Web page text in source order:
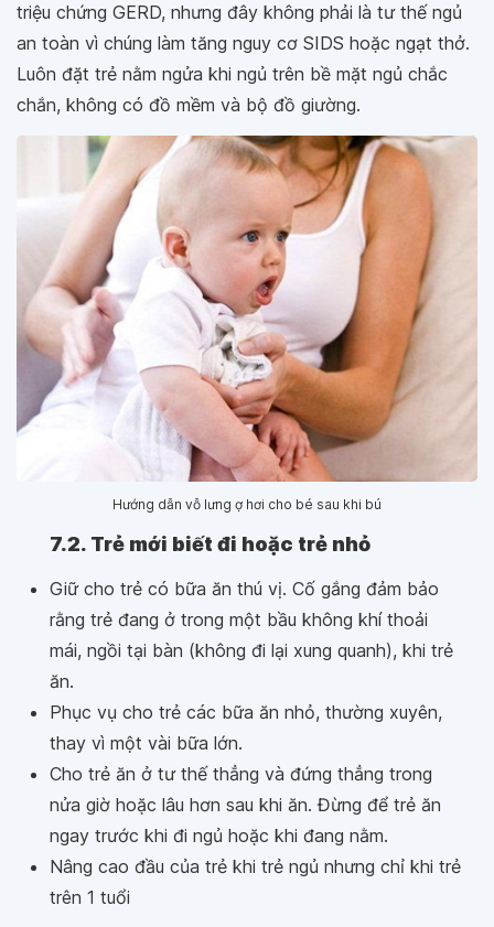
triệu chứng GERD, nhưng đây không phải là tư thế ngủ
an toàn vì chúng làm tăng nguy cơ SIDS hoặc ngạt thở.
Luôn đặt trẻ nằm ngửa khi ngủ trên bề mặt ngủ chắc
chắn, không có đồ mềm và bộ đồ giường.
Hướng dẫn vỗ lưng ợ hơi cho bé sau khi bú
7.2. Trẻ mới biết đi hoặc trẻ nhỏ
Giữ cho trẻ có bữa ăn thú vị. Cố gắng đảm bảo
rằng trẻ đang ở trong một bầu không khí thoải
mái, ngồi tại bàn (không đi lại xung quanh), khi trẻ
ăn.
Phục vụ cho trẻ các bữa ăn nhỏ, thường xuyên,
thay vì một vài bữa lớn.
Cho trẻ ăn ở tư thế thẳng và đứng thẳng trong
nửa giờ hoặc lâu hơn sau khi ăn. Đừng để trẻ ăn
ngay trước khi đi ngủ hoặc khi đang nằm.
Nâng cao đầu của trẻ khi trẻ ngủ nhưng chỉ khi trẻ
trên 1 tuổi